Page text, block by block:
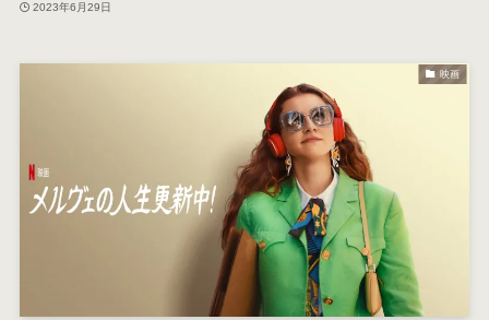
2023年6月29日
映画